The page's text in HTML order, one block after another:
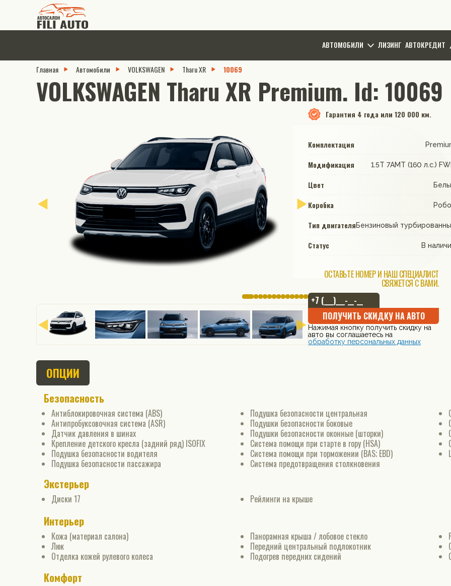
АВТОМОБИЛИ ЛИЗИНГ АВТОКРЕДИТ
Главная Автомобили VOLKSWAGEN Tharu XR 10069
VOLKSWAGEN Tharu XR Premium. Id: 10069
Гарантия 4 года или 120 000 км.
Комплектация
Модификация 1.5T 7AMT (160 л.с.)
Цвет
Коробка
Тип двигателяБензиновый
Статус В
ОСТАВЬТЕ НОМЕР И НАШ СПЕЦИАЛИСТ
СВЯЖЕТСЯ С ВАМИ.
ПОЛУЧИТЬ СКИДКУ НА АВТО
Нажимая кнопку получить скидку на
авто вы соглашаетесь на
обработку персональных данных
ОПЦИИ
Безопасность
Антиблокировочная система (ABS)
Антипробуксовочная система (ASR)
Датчик давления в шинах
Крепление детского кресла (задний ряд) ISOFIX
Подушка безопасности водителя
Подушка безопасности пассажира
Подушка безопасности центральная
Подушки безопасности боковые
Подушки безопасности оконные (шторки)
Система помощи при старте в гору (HSA)
Система помощи при торможении (BAS; EBD)
Система предотвращения столкновения
Экстерьер
Диски 17 Рейлинги на крыше
Интерьер
Кожа (материал салона)
Люк
Отделка кожей рулевого колеса
Панорамная крыша / лобовое стекло
Передний центральный подлокотник
Подогрев передних сидений
Комфорт